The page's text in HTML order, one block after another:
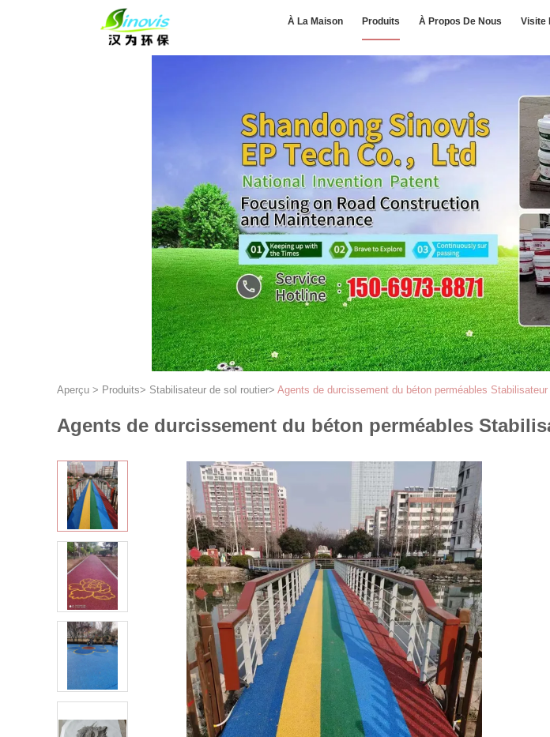
À La Maison Produits À Propos De Nous Visite
Aperçu > Produits> Stabilisateur de sol routier> Agents de durcissement du béton perméables
Agents de durcissement du béton perméables